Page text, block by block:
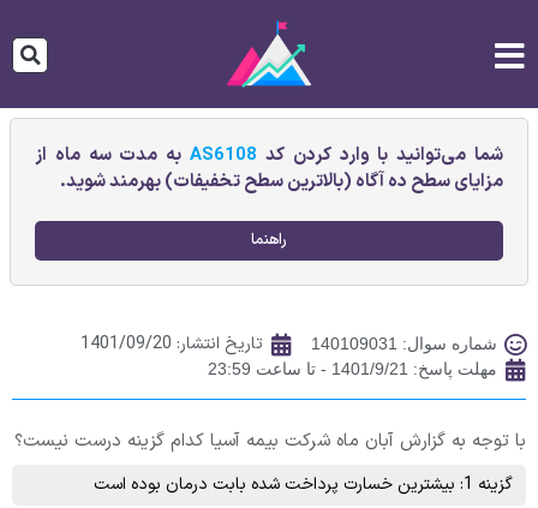
شما می‌توانید با وارد کردن کد AS6108به مدت سه ماه از
مزایای سطح ده آگاه (بالاترین سطح تخفیفات) بهرمند شوید.
راهنما
شماره سوال: 140109031 تاریخ انتشار: 1401/09/20
مهلت پاسخ: 1401/9/21 - تا ساعت 23:59
با توجه به گزارش آبان ماه شرکت بیمه آسیا کدام گزینه درست نیست؟
گزینه 1: بیشترین خسارت پرداخت شده بابت درمان بوده است